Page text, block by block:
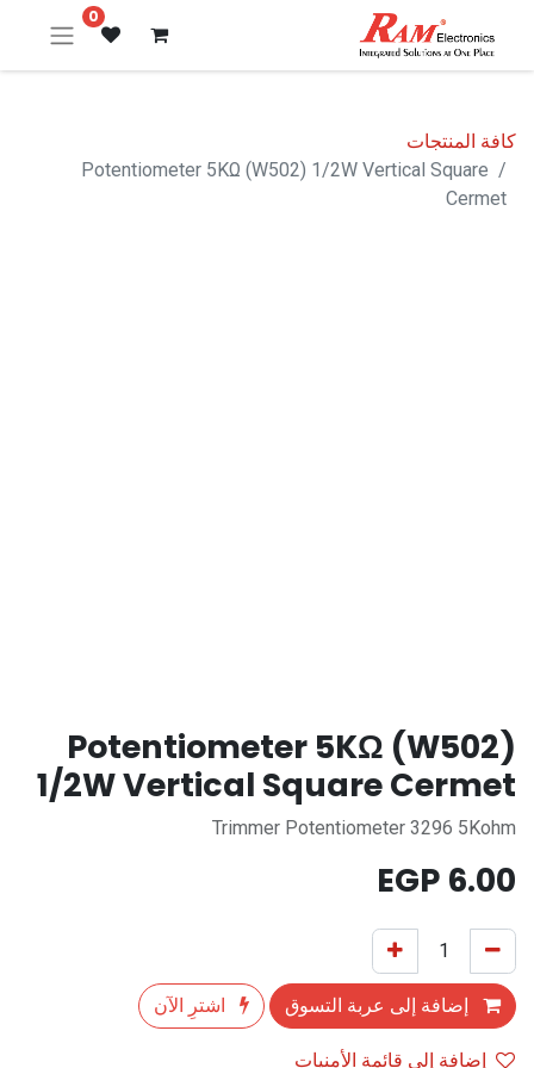
0
كافة المنتجات
Potentiometer 5KΩ (W502) 1/2W Vertical Square
Cermet
Potentiometer 5KΩ (W502)
1/2W Vertical Square Cermet
Trimmer Potentiometer 3296 5Kohm
6.00
إضافة إلى عربة التسوق
اشترِ الآن
إضافة إلى قائمة الأمنيات